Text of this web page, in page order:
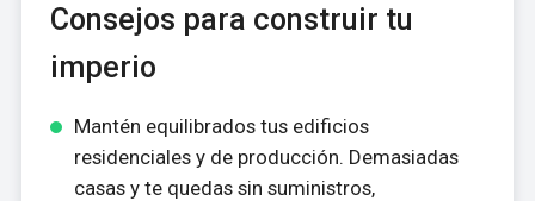
Consejos para construir tu
imperio
Mantén equilibrados tus edificios
residenciales y de producción. Demasiadas
casas y te quedas sin suministros,